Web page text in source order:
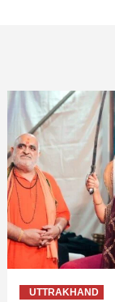
UTTRAKHAND